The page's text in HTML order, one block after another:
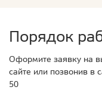
Порядок
Оформите заявку на
сайте или позвонив в
50